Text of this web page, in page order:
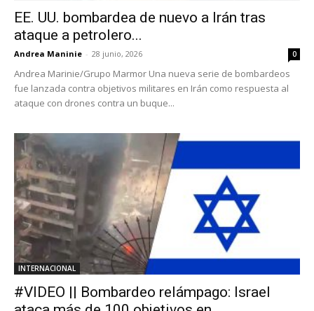
EE. UU. bombardea de nuevo a Irán tras
ataque a petrolero...
Andrea Maninie - 28 junio, 2026 0
Andrea Marinie/Grupo Marmor Una nueva serie de bombardeos
fue lanzada contra objetivos militares en Irán como respuesta al
ataque con drones contra un buque...
INTERNACIONAL
#VIDEO || Bombardeo relámpago: Israel